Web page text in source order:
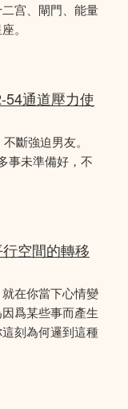
宫、閘門、能量
。
54通道壓力使
斷強迫男友。
事未準備好，不
空間的轉移
在你當下心情變
爲某些事而產生
刻為何邏到這種